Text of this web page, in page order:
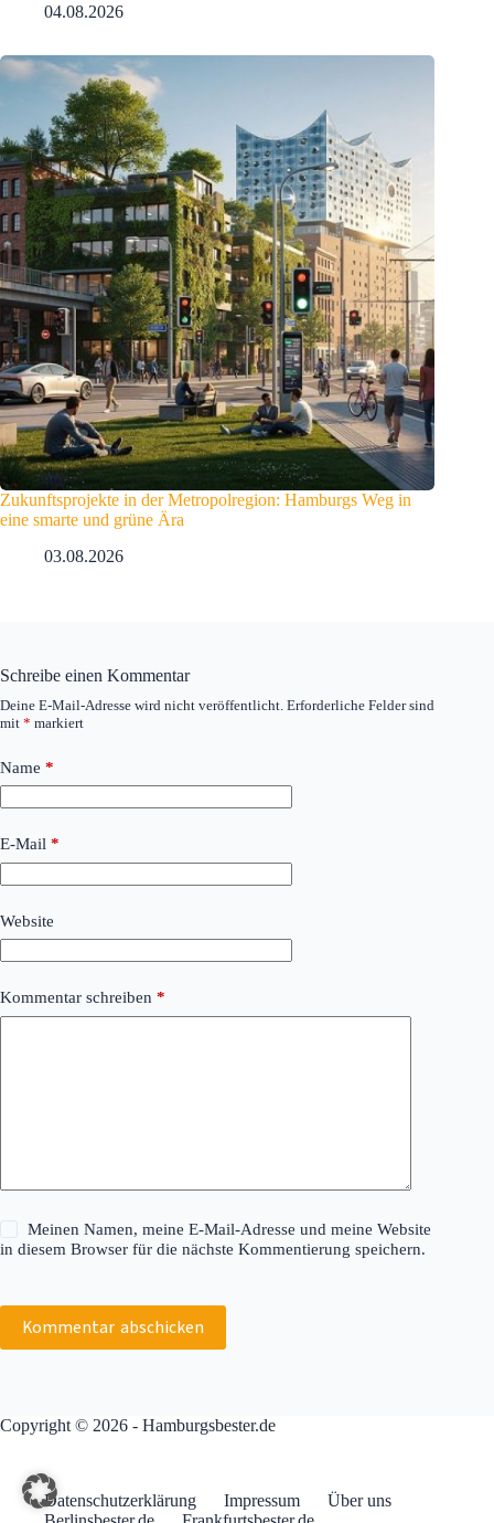
04.08.2026
Zukunftsprojekte in der Metropolregion: Hamburgs Weg in
eine smarte und grüne Ära
03.08.2026
Schreibe einen Kommentar
Deine E-Mail-Adresse wird nicht veröffentlicht. Erforderliche Felder sind
mit * markiert
Name *
E-Mail *
Website
Kommentar schreiben *
Meinen Namen, meine E-Mail-Adresse und meine Website
in diesem Browser für die nächste Kommentierung speichern.
Kommentar abschicken
Copyright © 2026 - Hamburgsbester.de
Datenschutzerklärung Impressum
Über uns